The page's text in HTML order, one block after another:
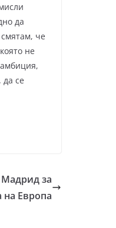
да
че
не
се
за
на Европа